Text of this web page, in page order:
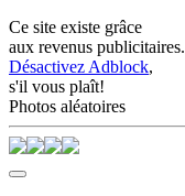
Ce site existe grâce
aux revenus publicitaires.
Désactivez Adblock,
s'il vous plaît!
Photos aléatoires